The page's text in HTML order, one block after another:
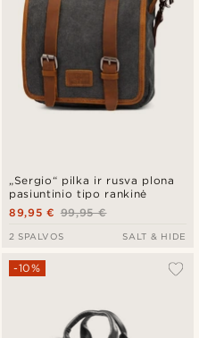
„Sergio“ pilka ir rusva plona
pasiuntinio tipo rankinė
99,95 €
89,95 €
2 SPALVOS SALT & HIDE
-10%